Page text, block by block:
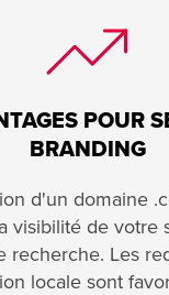
POUR
BRANDING
d'un domaine
visibilité de votre
recherche. Les
locale sont